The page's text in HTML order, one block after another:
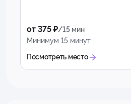
от 375 ₽/15 мин
Минимум 15 минут
Посмотреть место